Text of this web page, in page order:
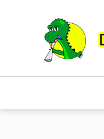
Actualités
Culture